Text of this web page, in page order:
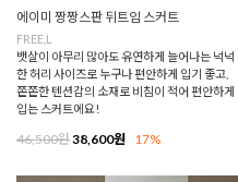
에이미 짱짱스판 뒤트임 스커트
FREE,L
뱃살이 아무리 많아도 유연하게 늘어나는 넉넉
한 허리 사이즈로 누구나 편안하게 입기 좋고,
쫀쫀한 텐션감의 소재로 비침이 적어 편안하게
입는 스커트에요!
46,500원38,600원 17%